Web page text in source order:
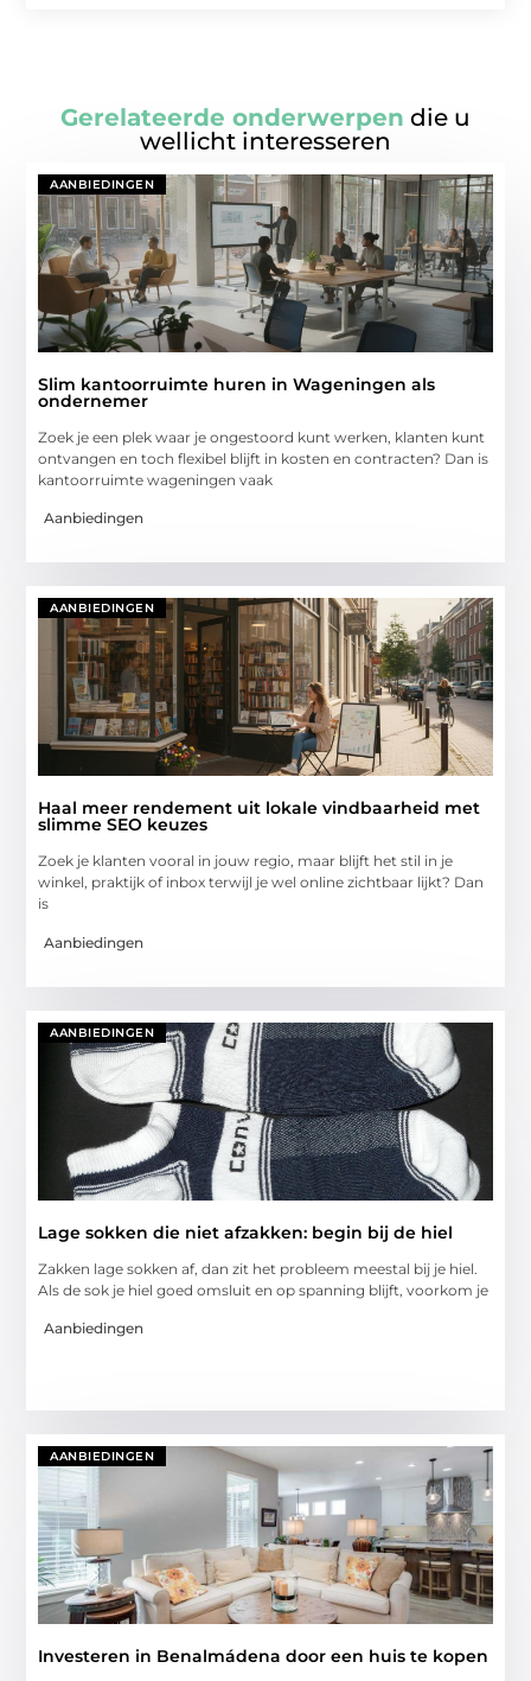
Gerelateerde onderwerpen die u
wellicht interesseren
AANBIEDINGEN
Slim kantoorruimte huren in Wageningen als
ondernemer
Zoek je een plek waar je ongestoord kunt werken, klanten kunt
ontvangen en toch flexibel blijft in kosten en contracten? Dan is
kantoorruimte wageningen vaak
Aanbiedingen
AANBIEDINGEN
Haal meer rendement uit lokale vindbaarheid met
slimme SEO keuzes
Zoek je klanten vooral in jouw regio, maar blijft het stil in je
winkel, praktijk of inbox terwijl je wel online zichtbaar lijkt? Dan
is
Aanbiedingen
AANBIEDINGEN
Lage sokken die niet afzakken: begin bij de hiel
Zakken lage sokken af, dan zit het probleem meestal bij je hiel.
Als de sok je hiel goed omsluit en op spanning blijft, voorkom je
Aanbiedingen
AANBIEDINGEN
Investeren in Benalmádena door een huis te kopen